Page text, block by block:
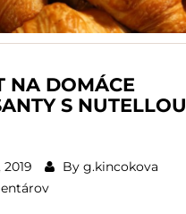
NA DOMÁCE
S NUTELLOU
2019 By g.kincokova